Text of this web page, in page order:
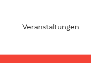
Veranstaltungen